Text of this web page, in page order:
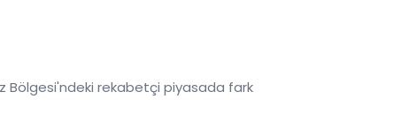
Bölgesi'ndeki rekabetçi piyasada fark